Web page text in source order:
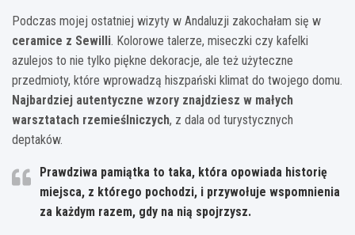
Podczas mojej ostatniej wizyty w Andaluzji zakochałam się w
ceramice z Sewilli. Kolorowe talerze, miseczki czy kafelki
azulejos to nie tylko piękne dekoracje, ale też użyteczne
przedmioty, które wprowadzą hiszpański klimat do twojego domu.
Najbardziej autentyczne wzory znajdziesz w małych
warsztatach rzemieślniczych, z dala od turystycznych
deptaków.
Prawdziwa pamiątka to taka, która opowiada historię
miejsca, z którego pochodzi, i przywołuje wspomnienia
za każdym razem, gdy na nią spojrzysz.